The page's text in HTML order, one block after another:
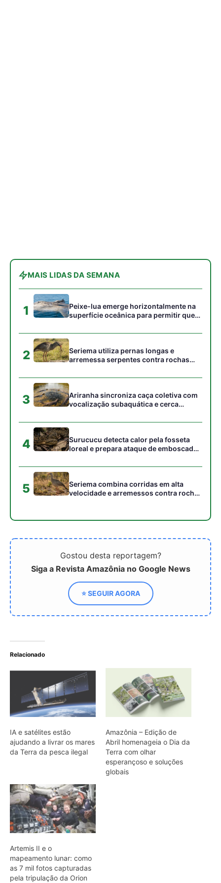
MAIS LIDAS DA SEMANA
1
Peixe-lua emerge horizontalmente na
superfície oceânica para permitir que
acumulados em sua pele
2
Seriema utiliza pernas longas e
arremessa serpentes contra rochas
campos
3
Ariranha sincroniza caça coletiva com
vocalização subaquática e cerca
4
Surucucu detecta calor pela fosseta
loreal e prepara ataque de emboscada
5
Seriema combina corridas em alta
velocidade e arremessos contra rochas
Gostou desta reportagem?
Siga a Revista Amazônia no Google News
⭐ SEGUIR AGORA
Relacionado
IA e satélites estão
ajudando a livrar os mares
da Terra da pesca ilegal
Amazônia – Edição de
Abril homenageia o Dia da
Terra com olhar
esperançoso e soluções
globais
Artemis II e o
mapeamento lunar: como
as 7 mil fotos capturadas
pela tripulação da Orion